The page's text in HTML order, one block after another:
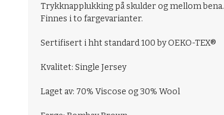
Trykknapplukking på skulder og mellom bena.
Finnes i to fargevarianter.
Sertifisert i hht standard 100 by OEKO-TEX®
Kvalitet: Single Jersey
Laget av: 70% Viscose og 30% Wool